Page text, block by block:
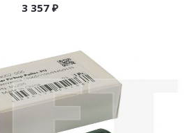
3 357 ₽